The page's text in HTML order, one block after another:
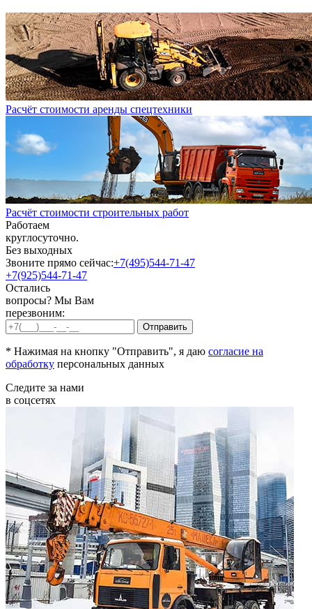
Расчёт стоимости аренды спецтехники
Расчёт стоимости строительных работ
Работаем
круглосуточно.
Без выходных
Звоните прямо сейчас:+7(495)544-71-47
+7(925)544-71-47
Остались
вопросы? Мы Вам
перезвоним:
* Нажимая на кнопку "Отправить", я даю согласие на
обработку персональных данных
Следите за нами
в соцсетях